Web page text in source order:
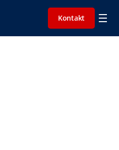
Kontakt